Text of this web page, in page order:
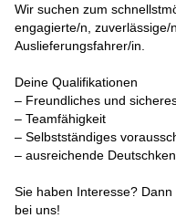
Wir suchen zum
engagierte/n, zuverlässige/
Auslieferungsfahrer/in.
Deine Qualifikationen
– Freundliches und
– Teamfähigkeit
– Selbstständiges
– ausreichende
Sie haben Interesse?
bei uns!